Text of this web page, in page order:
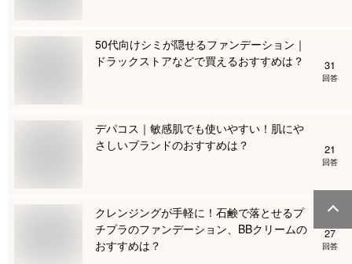
50代向けシミが隠せるファンデーション｜
ドラックストアなどで買えるおすすめは？
31
回答
デパコス｜敏感肌でも使いやすい！肌にや
さしいブランドのおすすめは？
21
回答
クレンジングが手軽に！石鹸で落とせるプ
チプラのファンデーション、BBクリームの
おすすめは？
27
回答